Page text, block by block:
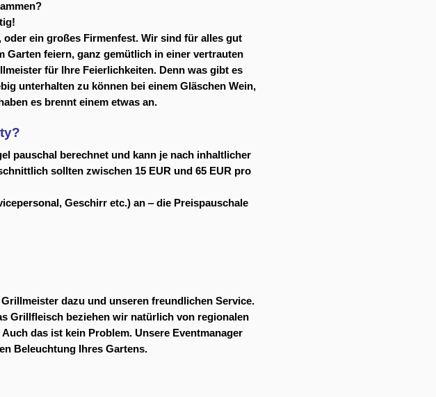
ein großes Firmenfest. Wir sind für alles gut
Garten feiern, ganz gemütlich in einer vertrauten
für Ihre Feierlichkeiten. Denn was gibt es
unterhalten zu können bei einem Gläschen Wein,
es brennt einem etwas an.
pauschal berechnet und kann je nach inhaltlicher
sollten zwischen 15 EUR und 65 EUR pro
Geschirr etc.) an ‒ die Preispauschale
dazu und unseren freundlichen Service.
Grillfleisch beziehen wir natürlich von regionalen
das ist kein Problem. Unsere Eventmanager
Beleuchtung Ihres Gartens.